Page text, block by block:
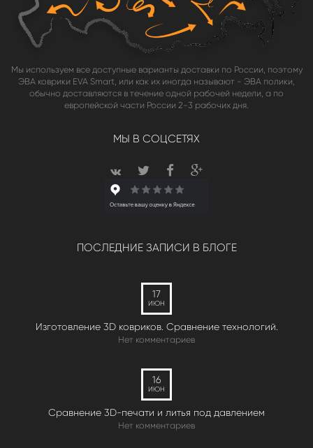
Мы используем все доступные варианты доставки по России, поэтому
ЭВА коврики EVA Smart, или как их иногда называют - ЭВА полики,
обычно доставляются в течение одной рабочей недели, а по
европейской части России 2-3 рабочих дня.
МЫ В СОЦСЕТЯХ
ПОСЛЕДНИЕ ЗАПИСИ В БЛОГЕ
17
ИЮН
Изготовление 3D ковриков. Сравнение технологий.
Нет комментариев
16
ИЮН
Сравнение 3D-печати и литья под давлением
Нет комментариев